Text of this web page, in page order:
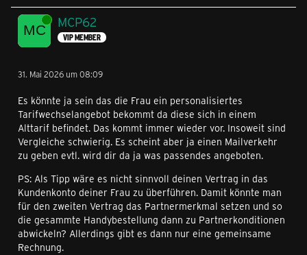
Online MCP62
VIP MEMBER
31. Mai 2026 um 08:09
Es könnte ja sein das die Frau ein personalisiertes
Tarifwechselangebot bekommt da diese sich in einem
Alttarif befindet. Das kommt immer wieder vor. Insoweit sind
Vergleiche schwierig. Es scheint aber ja einen Mailverkehr
zu geben evtl. wird dir da ja was passendes angeboten.
PS: Als Tipp wäre es nicht sinnvoll deinen Vertrag in das
Kundenkonto deiner Frau zu überführen. Damit könnte man
für den zweiten Vertrag das Partnermerkmal setzen und so
die gesammte Handybestellung dann zu Partnerkonditionen
abwickeln? Allerdings gibt es dann nur eine gemeinsame
Rechnung.